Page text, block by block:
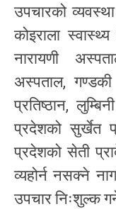
उपचारको
कोइराला
नारायणी
अस्पताल, गण्डकी
प्रतिष्ठान,
प्रदेशको सुर्खेत
प्रदेशको सेती
व्यहोर्न नसक्ने
उपचार निःशुल्क